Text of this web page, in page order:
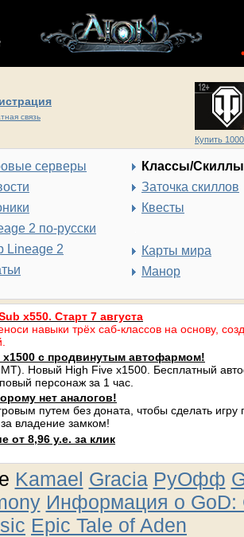
связь
Купить
серверы
2 по-русски
Lineage 2
Классы/Скиллы
Заточка скиллов
Квесты
Карты мира
Манор
x550. Старт 7 августа
навыки трёх саб-классов на основу,
x1500 с продвинутым автофармом!
Новый High Five x1500. Бесплатный
персонаж за 1 час.
нет аналогов!
путем без доната, чтобы сделать
владение замком!
от 8,96 у.е. за клик
Kamael Gracia РуОфф
Информация о GoD:
Epic Tale of Aden